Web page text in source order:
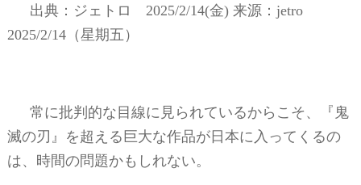
出典：ジェトロ 2025/2/14(金) 来源： jetro
2025/2/14（星期五）
常に批判的な目線に見られているからこそ、『鬼
滅の刃』を超える巨大な作品が日本に入ってくるの
は、時間の問題かもしれない。